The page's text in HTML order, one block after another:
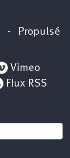
- Propulsé
Vimeo
Flux RSS